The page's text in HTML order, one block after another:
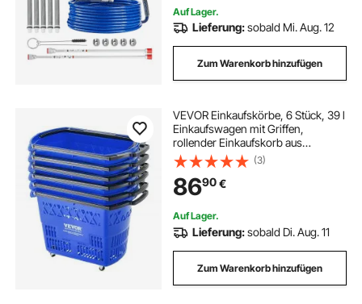
Auf Lager.
Lieferung:sobald Mi. Aug. 12
Zum Warenkorb hinzufügen
VEVOR Einkaufskörbe, 6 Stück, 39 l
Einkaufswagen mit Griffen,
rollender Einkaufskorb aus
Kunststoff mit Rädern, großes
tragbares Einkaufskorb-Set für
Supermärkte,
Einzelhandelsgeschäfte
(3)
8690€
Auf Lager.
Lieferung:sobald Di. Aug. 11
Zum Warenkorb hinzufügen